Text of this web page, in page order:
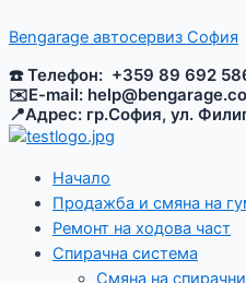
to
Bengarage aвтосервиз София
☎️ Телефон: +359 89 692
✉️E-mail:
📍Адрес: гр.София, ул.
Начало
Продажба и смяна на
Ремонт на ходова част
Спирачна система
Смяна на